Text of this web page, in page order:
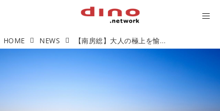
HOME NEWS 【南房総】大人の極上を愉しむ、完全プライベートヴィラ『みささ』がオープン！